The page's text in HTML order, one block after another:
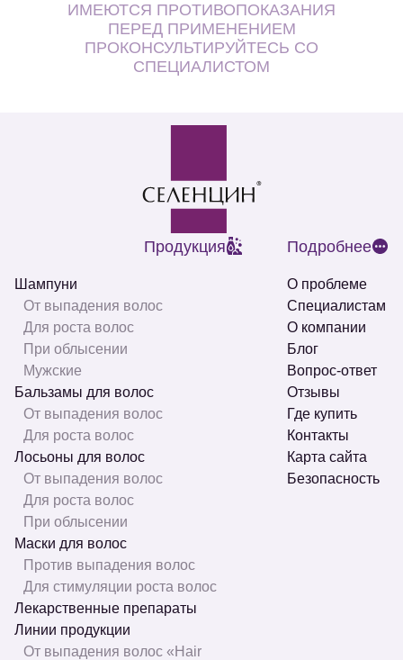
ИМЕЮТСЯ ПРОТИВОПОКАЗАНИЯ
ПЕРЕД ПРИМЕНЕНИЕМ
ПРОКОНСУЛЬТИРУЙТЕСЬ СО
СПЕЦИАЛИСТОМ
Продукция
Шампуни
От выпадения волос
Для роста волос
При облысении
Мужские
Бальзамы для волос
От выпадения волос
Для роста волос
Лосьоны для волос
От выпадения волос
Для роста волос
При облысении
Маски для волос
Против выпадения волос
Для стимуляции роста волос
Лекарственные препараты
Линии продукции
От выпадения волос «Hair
Подробнее
О проблеме
Специалистам
О компании
Блог
Вопрос-ответ
Отзывы
Где купить
Контакты
Карта сайта
Безопасность